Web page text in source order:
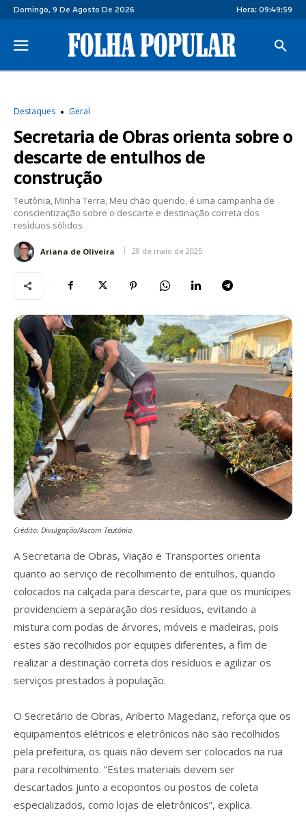
Domingo, 9 De Agosto De 2026 Hora: 09:50:00
Destaques Geral
Secretaria de Obras orienta sobre o
descarte de entulhos de
construção
Teutônia, Minha Terra, Meu chão querido, é uma campanha de
conscientização sobre o descarte e destinação correta dos
resíduos sólidos
Ariana de Oliveira 29 de maio de 2025
Crédito: Divulgação/Ascom Teutônia
A Secretaria de Obras, Viação e Transportes orienta
quanto ao serviço de recolhimento de entulhos, quando
colocados na calçada para descarte, para que os munícipes
providenciem a separação dos resíduos, evitando a
mistura com podas de árvores, móveis e madeiras, pois
estes são recolhidos por equipes diferentes, a fim de
realizar a destinação correta dos resíduos e agilizar os
serviços prestados à população.
O Secretário de Obras, Ariberto Magedanz, reforça que os
equipamentos elétricos e eletrônicos não são recolhidos
pela prefeitura, os quais não devem ser colocados na rua
para recolhimento. “Estes materiais devem ser
descartados junto a ecopontos ou postos de coleta
especializados, como lojas de eletrônicos”, explica.